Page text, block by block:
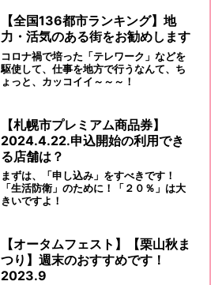
【全国136都市ランキング】地
力・活気のある街をお勧めします
コロナ禍で培った「テレワーク」などを
駆使して、仕事を地方で行うなんて、ち
ょっと、カッコイイ～～～！
【札幌市プレミアム商品券】
2024.4.22.申込開始の利用でき
る店舗は？
まずは、「申し込み」をすべきです！
「生活防衛」のために！「２０％」は大
きいですよ！
【オータムフェスト】【栗山秋ま
つり】週末のおすすめです！
2023.9